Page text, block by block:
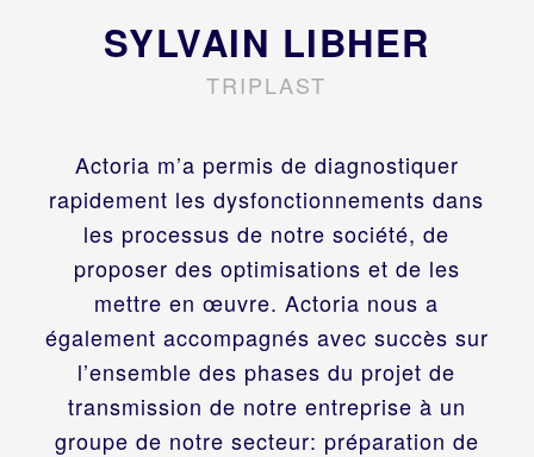
Actoria m’a permis de diagnostiquer
rapidement les dysfonctionnements dans
les processus de notre société, de
proposer des optimisations et de les
mettre en œuvre. Actoria nous a
également accompagnés avec succès sur
l’ensemble des phases du projet de
transmission de notre entreprise à un
groupe de notre secteur: préparation de
SYLVAIN LIBHER
TRIPLAST